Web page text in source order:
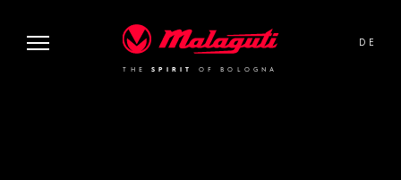
THESPIRIT OF BOLOGNA
DE